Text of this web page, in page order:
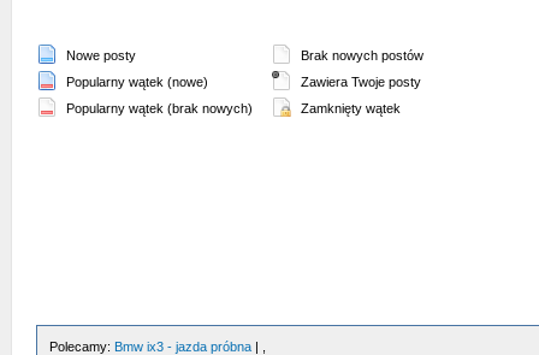
Nowe posty
Popularny wątek (nowe)
Popularny wątek (brak nowych)
Brak nowych postów
Zawiera Twoje posty
Zamknięty wątek
Polecamy: Bmw ix3 - jazda próbna | ,